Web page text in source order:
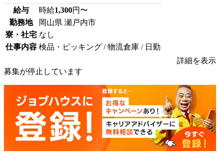
給与 時給1,300円〜
勤務地
岡山県 瀬戸内市
寮・社宅 なし
仕事内容 検品・ピッキング / 物流倉庫 / 日勤
詳細を表示
募集が停止しています